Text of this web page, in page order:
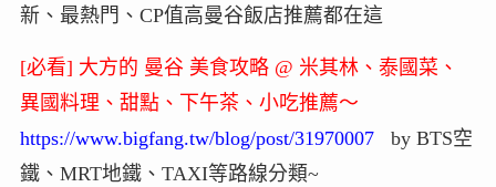
新、最熱門、CP值高曼谷飯店推薦都在這
[必看] 大方的 曼谷 美食攻略 @ 米其林、泰國菜、
異國料理、甜點、下午茶、小吃推薦～
https://www.bigfang.tw/blog/post/31970007by BTS空
鐵、MRT地鐵、TAXI等路線分類~